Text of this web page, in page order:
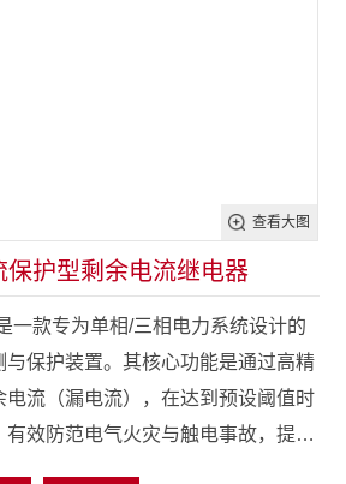
查看大图
保护型剩余电流继电器
一款专为单相/三相电力系统设计的
与保护装置。其核心功能是通过高精
电流（漏电流），在达到预设阈值时
效防范电气火灾与触电事故，提升